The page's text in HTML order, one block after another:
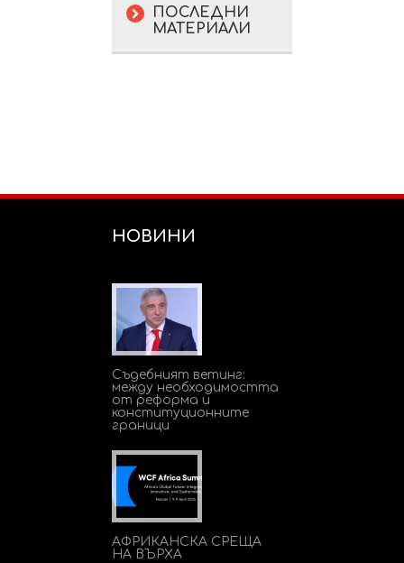
ПОСЛЕДНИ
МАТЕРИАЛИ
НОВИНИ
Съдебният ветинг:
между необходимостта
от реформа и
конституционните
граници
АФРИКАНСКА СРЕЩА
НА ВЪРХА